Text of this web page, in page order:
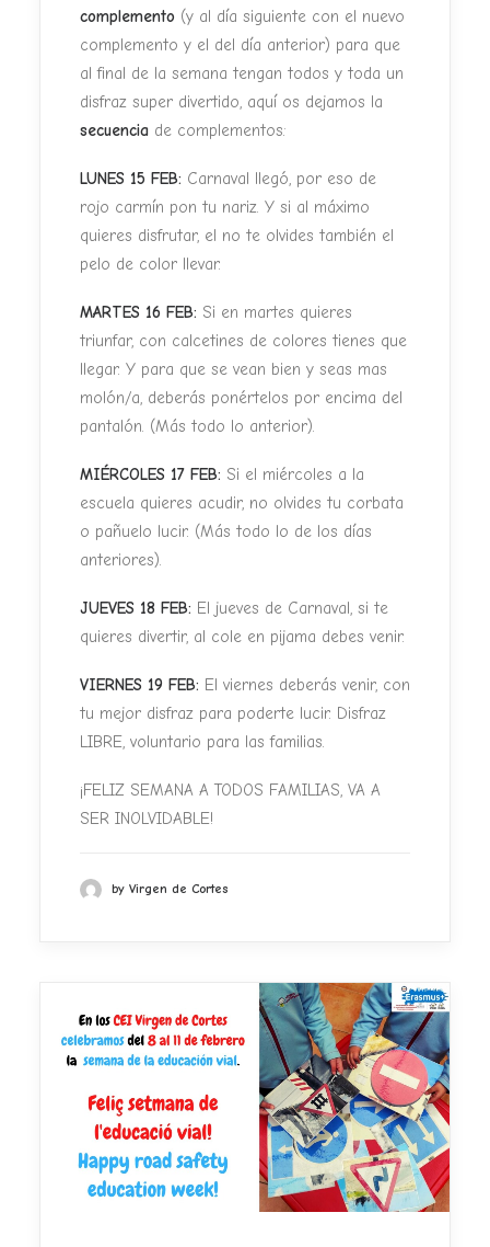
complemento (y al día siguiente con el nuevo
complemento y el del día anterior) para que
al final de la semana tengan todos y toda un
disfraz super divertido, aquí os dejamos la
secuencia de complementos:
LUNES 15 FEB: Carnaval llegó, por eso de
rojo carmín pon tu nariz. Y si al máximo
quieres disfrutar, el no te olvides también el
pelo de color llevar.
MARTES 16 FEB: Si en martes quieres
triunfar, con calcetines de colores tienes que
llegar. Y para que se vean bien y seas mas
molón/a, deberás ponértelos por encima del
pantalón. (Más todo lo anterior).
MIÉRCOLES 17 FEB: Si el miércoles a la
escuela quieres acudir, no olvides tu corbata
o pañuelo lucir. (Más todo lo de los días
anteriores).
JUEVES 18 FEB: El jueves de Carnaval, si te
quieres divertir, al cole en pijama debes venir.
VIERNES 19 FEB: El viernes deberás venir, con
tu mejor disfraz para poderte lucir. Disfraz
LIBRE, voluntario para las familias.
¡FELIZ SEMANA A TODOS FAMILIAS, VA A
SER INOLVIDABLE!
by Virgen de Cortes